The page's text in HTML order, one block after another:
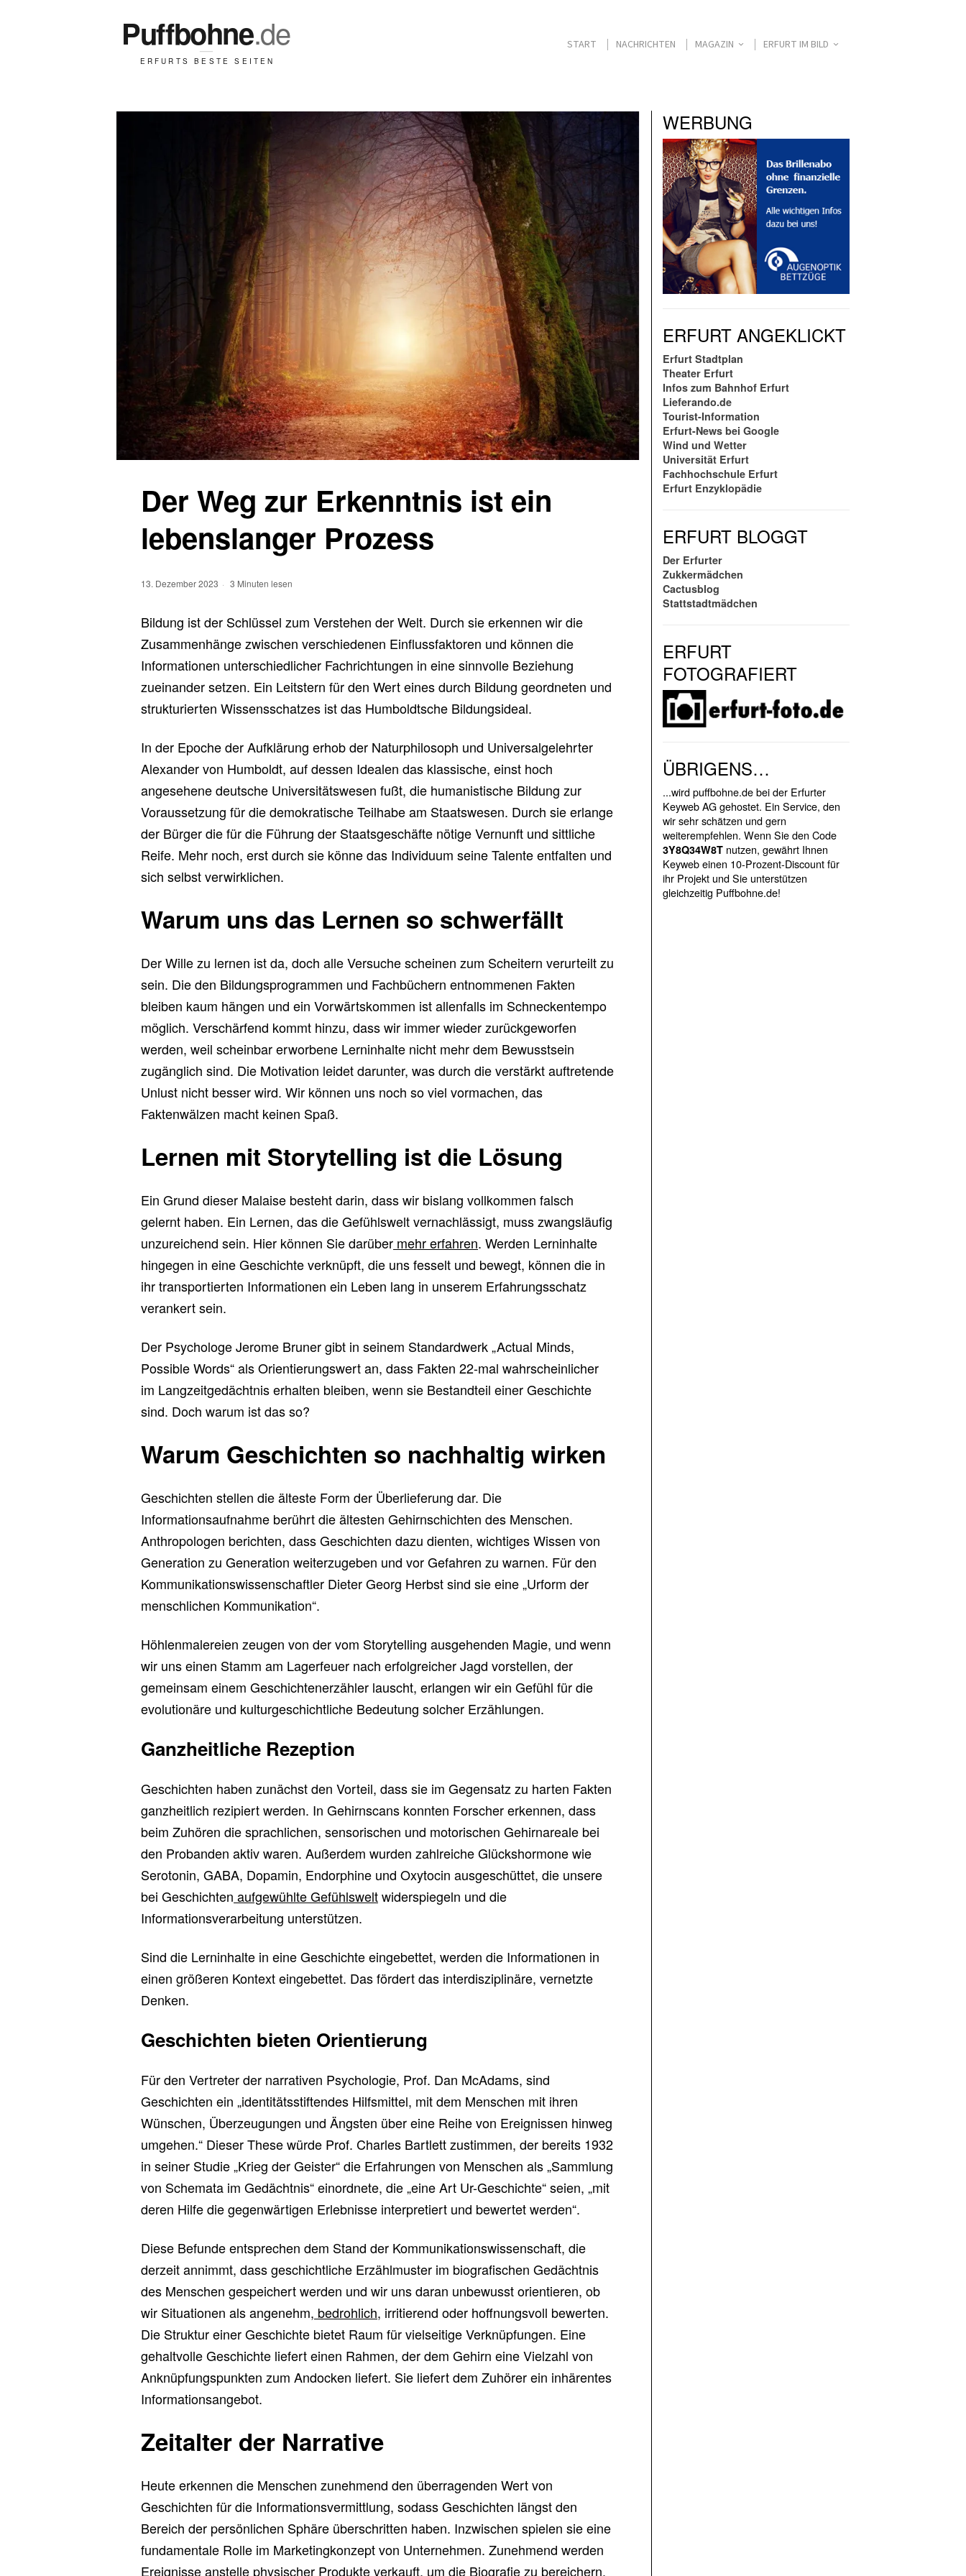
START NACHRICHTEN MAGAZIN ERFURT IM BILD
Der Weg zur Erkenntnis ist ein
lebenslanger Prozess
13. Dezember 2023 3 Minuten lesen
Bildung ist der Schlüssel zum Verstehen der Welt. Durch sie erkennen wir die
Zusammenhänge zwischen verschiedenen Einflussfaktoren und können die
Informationen unterschiedlicher Fachrichtungen in eine sinnvolle Beziehung
zueinander setzen. Ein Leitstern für den Wert eines durch Bildung geordneten und
strukturierten Wissensschatzes ist das Humboldtsche Bildungsideal.
In der Epoche der Aufklärung erhob der Naturphilosoph und Universalgelehrter
Alexander von Humboldt, auf dessen Idealen das klassische, einst hoch
angesehene deutsche Universitätswesen fußt, die humanistische Bildung zur
Voraussetzung für die demokratische Teilhabe am Staatswesen. Durch sie erlange
der Bürger die für die Führung der Staatsgeschäfte nötige Vernunft und sittliche
Reife. Mehr noch, erst durch sie könne das Individuum seine Talente entfalten und
sich selbst verwirklichen.
Warum uns das Lernen so schwerfällt
Der Wille zu lernen ist da, doch alle Versuche scheinen zum Scheitern verurteilt zu
sein. Die den Bildungsprogrammen und Fachbüchern entnommenen Fakten
bleiben kaum hängen und ein Vorwärtskommen ist allenfalls im Schneckentempo
möglich. Verschärfend kommt hinzu, dass wir immer wieder zurückgeworfen
werden, weil scheinbar erworbene Lerninhalte nicht mehr dem Bewusstsein
zugänglich sind. Die Motivation leidet darunter, was durch die verstärkt auftretende
Unlust nicht besser wird. Wir können uns noch so viel vormachen, das
Faktenwälzen macht keinen Spaß.
Lernen mit Storytelling ist die Lösung
Ein Grund dieser Malaise besteht darin, dass wir bislang vollkommen falsch
gelernt haben. Ein Lernen, das die Gefühlswelt vernachlässigt, muss zwangsläufig
unzureichend sein. Hier können Sie darüber mehr erfahren. Werden Lerninhalte
hingegen in eine Geschichte verknüpft, die uns fesselt und bewegt, können die in
ihr transportierten Informationen ein Leben lang in unserem Erfahrungsschatz
verankert sein.
Der Psychologe Jerome Bruner gibt in seinem Standardwerk „Actual Minds,
Possible Words“ als Orientierungswert an, dass Fakten 22-mal wahrscheinlicher
im Langzeitgedächtnis erhalten bleiben, wenn sie Bestandteil einer Geschichte
sind. Doch warum ist das so?
Warum Geschichten so nachhaltig wirken
Geschichten stellen die älteste Form der Überlieferung dar. Die
Informationsaufnahme berührt die ältesten Gehirnschichten des Menschen.
Anthropologen berichten, dass Geschichten dazu dienten, wichtiges Wissen von
Generation zu Generation weiterzugeben und vor Gefahren zu warnen. Für den
Kommunikationswissenschaftler Dieter Georg Herbst sind sie eine „Urform der
menschlichen Kommunikation“.
Höhlenmalereien zeugen von der vom Storytelling ausgehenden Magie, und wenn
wir uns einen Stamm am Lagerfeuer nach erfolgreicher Jagd vorstellen, der
gemeinsam einem Geschichtenerzähler lauscht, erlangen wir ein Gefühl für die
evolutionäre und kulturgeschichtliche Bedeutung solcher Erzählungen.
Ganzheitliche Rezeption
Geschichten haben zunächst den Vorteil, dass sie im Gegensatz zu harten Fakten
ganzheitlich rezipiert werden. In Gehirnscans konnten Forscher erkennen, dass
beim Zuhören die sprachlichen, sensorischen und motorischen Gehirnareale bei
den Probanden aktiv waren. Außerdem wurden zahlreiche Glückshormone wie
Serotonin, GABA, Dopamin, Endorphine und Oxytocin ausgeschüttet, die unsere
bei Geschichten aufgewühlte Gefühlsweltwiderspiegeln und die
Informationsverarbeitung unterstützen.
Sind die Lerninhalte in eine Geschichte eingebettet, werden die Informationen in
einen größeren Kontext eingebettet. Das fördert das interdisziplinäre, vernetzte
Denken.
Geschichten bieten Orientierung
Für den Vertreter der narrativen Psychologie, Prof. Dan McAdams, sind
Geschichten ein „identitätsstiftendes Hilfsmittel, mit dem Menschen mit ihren
Wünschen, Überzeugungen und Ängsten über eine Reihe von Ereignissen hinweg
umgehen.“ Dieser These würde Prof. Charles Bartlett zustimmen, der bereits 1932
in seiner Studie „Krieg der Geister“ die Erfahrungen von Menschen als „Sammlung
von Schemata im Gedächtnis“ einordnete, die „eine Art Ur-Geschichte“ seien, „mit
deren Hilfe die gegenwärtigen Erlebnisse interpretiert und bewertet werden“.
Diese Befunde entsprechen dem Stand der Kommunikationswissenschaft, die
derzeit annimmt, dass geschichtliche Erzählmuster im biografischen Gedächtnis
des Menschen gespeichert werden und wir uns daran unbewusst orientieren, ob
wir Situationen als angenehm, bedrohlich, irritierend oder hoffnungsvoll bewerten.
Die Struktur einer Geschichte bietet Raum für vielseitige Verknüpfungen. Eine
gehaltvolle Geschichte liefert einen Rahmen, der dem Gehirn eine Vielzahl von
Anknüpfungspunkten zum Andocken liefert. Sie liefert dem Zuhörer ein inhärentes
Informationsangebot.
Zeitalter der Narrative
Heute erkennen die Menschen zunehmend den überragenden Wert von
Geschichten für die Informationsvermittlung, sodass Geschichten längst den
Bereich der persönlichen Sphäre überschritten haben. Inzwischen spielen sie eine
fundamentale Rolle im Marketingkonzept von Unternehmen. Zunehmend werden
Ereignisse anstelle physischer Produkte verkauft, um die Biografie zu bereichern.
WERBUNG
ERFURT ANGEKLICKT
Erfurt Stadtplan
Theater Erfurt
Infos zum Bahnhof Erfurt
Lieferando.de
Tourist-Information
Erfurt-News bei Google
Wind und Wetter
Universität Erfurt
Fachhochschule Erfurt
Erfurt Enzyklopädie
ERFURT BLOGGT
Der Erfurter
Zukkermädchen
Cactusblog
Stattstadtmädchen
ERFURT
FOTOGRAFIERT
ÜBRIGENS…
...wird puffbohne.de bei der Erfurter
Keyweb AG gehostet. Ein Service, den
wir sehr schätzen und gern
weiterempfehlen. Wenn Sie den Code
3Y8Q34W8T nutzen, gewährt Ihnen
Keyweb einen 10-Prozent-Discount für
ihr Projekt und Sie unterstützen
gleichzeitig Puffbohne.de!